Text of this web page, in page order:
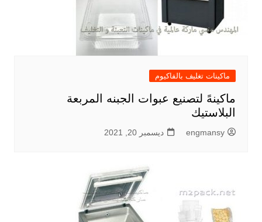
ماكينات تغليف بالفاكيوم
ماكينهً لتصنيع عبوات الجبنه المربعة
البلاستيك
engmansy ديسمبر 20, 2021